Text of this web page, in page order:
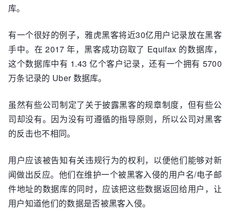
库。
有一个很好的例子，雅虎黑客将近30亿用户记录放在黑客
手中。在 2017 年，黑客成功窃取了 Equifax 的数据库，
这个数据库中有 1.43 亿个客户记录，还有一个拥有 5700
万条记录的 Uber 数据库。
虽然有些公司制定了关于披露黑客的规章制度，但有些公
司却没有。因为没有可遵循的指导原则，所以公司对黑客
的反击也不相同。
用户应该被告知有关违规行为的权利，以便他们能够对新
闻做出反应。他们在维护一个被黑客入侵的用户名/电子邮
件地址的数据库的同时，应该把这些数据返回给用户，让
用户知道他们的数据是否被黑客入侵。